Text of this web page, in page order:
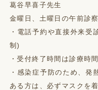
葛谷早喜子先生
金曜日、土曜日の午前診
・電話予約や直接外来受
制)
・受付終了時間は診療時
・感染症予防のため、発
ある方は、必ずマスクを